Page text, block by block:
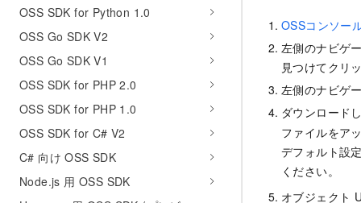
OSS SDK for Python 1.0
OSS Go SDK V2
OSS Go SDK V1
OSS SDK for PHP 2.0
OSS SDK for PHP 1.0
OSS SDK for C# V2
C# 向け OSS SDK
Node.js 用 OSS SDK
OSSコンソー
左側のナビゲ
見つけてクリ
左側のナビゲ
ダウンロード
ファイルをア
デフォルト設
ください。
オブジェクト